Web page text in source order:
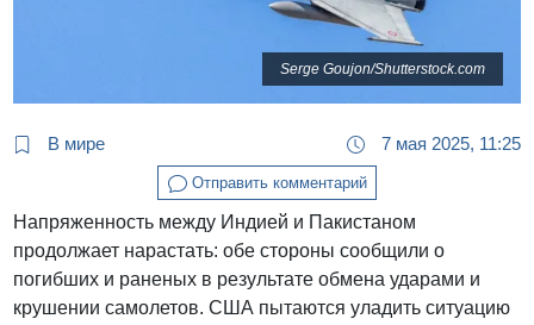
Serge Goujon/Shutterstock.com
В мире 7 мая 2025, 11:25
Отправить комментарий
Напряженность между Индией и Пакистаном
продолжает нарастать: обе стороны сообщили о
погибших и раненых в результате обмена ударами и
крушении самолетов. США пытаются уладить ситуацию